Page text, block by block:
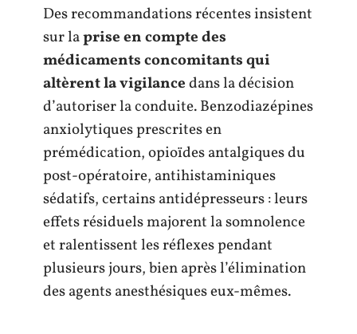
Des recommandations récentes insistent
sur laprise en compte des
médicaments concomitants qui
altèrent la vigilancedans la décision
d’autoriser la conduite. Benzodiazépines
anxiolytiques prescrites en
prémédication, opioïdes antalgiques du
post-opératoire, antihistaminiques
sédatifs, certains antidépresseurs : leurs
effets résiduels majorent la somnolence
et ralentissent les réflexes pendant
plusieurs jours, bien après l’élimination
des agents anesthésiques eux-mêmes.